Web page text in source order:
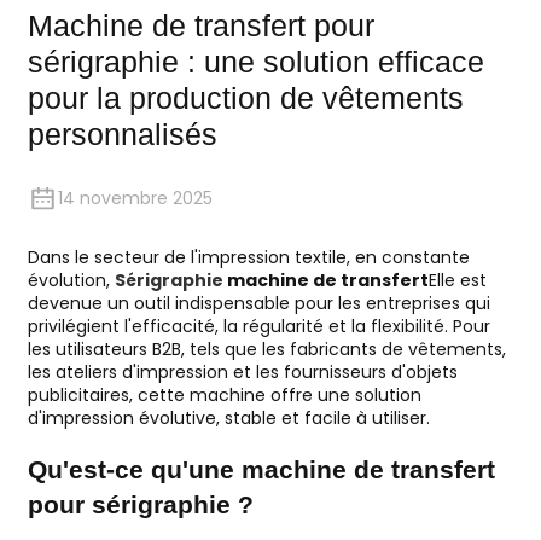
Machine de transfert pour
sérigraphie : une solution efficace
pour la production de vêtements
personnalisés
14 novembre 2025
Dans le secteur de l'impression textile, en constante
évolution, Sérigraphie machine de transfertElle est
devenue un outil indispensable pour les entreprises qui
privilégient l'efficacité, la régularité et la flexibilité. Pour
les utilisateurs B2B, tels que les fabricants de vêtements,
les ateliers d'impression et les fournisseurs d'objets
publicitaires, cette machine offre une solution
d'impression évolutive, stable et facile à utiliser.
Qu'est-ce qu'une machine de transfert
pour sérigraphie ?